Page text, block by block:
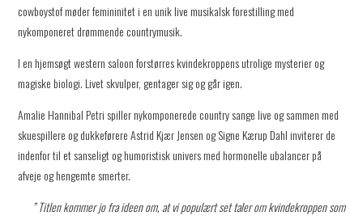
cowboystof møder femininitet i en unik live musikalsk forestilling med
nykomponeret drømmende countrymusik.
I en hjemsøgt western saloon forstørres kvindekroppens utrolige mysterier og
magiske biologi. Livet skvulper, gentager sig og går igen.
Amalie Hannibal Petri spiller nykomponerede country sange live og sammen med
skuespillere og dukkeførere Astrid Kjær Jensen og Signe Kærup Dahl inviterer de
indenfor til et sanseligt og humoristisk univers med hormonelle ubalancer på
afveje og hengemte smerter.
” Titlen kommer jo fra ideen om, at vi populært set taler om kvindekroppen som